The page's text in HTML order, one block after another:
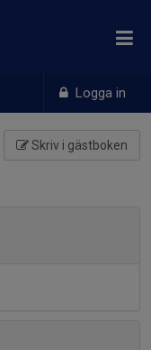
Logga in
Skriv i gästboken